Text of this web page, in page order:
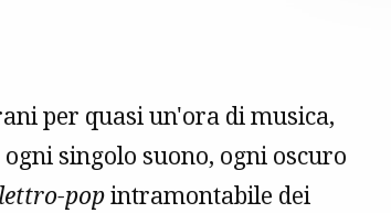
per quasi un'ora di musica,
singolo suono, ogni oscuro
popintramontabile dei